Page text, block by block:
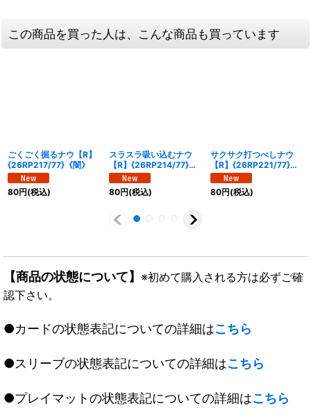
この商品を買った人は、こんな商品も買っています
ごくごく掘るナウ【R】
{26RP217/77}《闇》
80円(税込)
スラスラ吸い込むナウ
【R】{26RP214/77}
《水》
80円(税込)
サクサク打つべしナウ
【R】{26RP221/77}
《自然》
80円(税込)
【商品の状態について】 ※初めて購入される方は必ずご確
認下さい。
●カードの状態表記についての詳細はこちら
●スリーブの状態表記についての詳細はこちら
●プレイマットの状態表記についての詳細はこちら